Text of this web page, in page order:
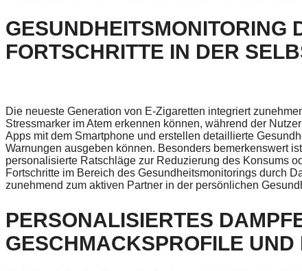
GESUNDHEITSMONITORING
FORTSCHRITTE IN DER
Die neueste Generation von E-Zigaretten integriert
Stressmarker im Atem erkennen können, während der
Apps mit dem Smartphone und erstellen detaillierte
Warnungen ausgeben können. Besonders bemerkenswert
personalisierte Ratschläge zur Reduzierung des Konsums
Fortschritte im Bereich des Gesundheitsmonitorings durch
zunehmend zum aktiven Partner in der persönlichen
PERSONALISIERTES
GESCHMACKSPROFILE